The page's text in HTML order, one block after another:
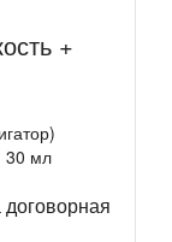
+
30 мл